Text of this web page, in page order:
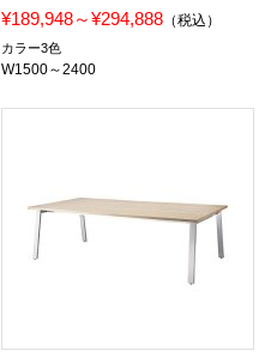
¥189,948～¥294,888 （税込）
カラー3色
W1500～2400